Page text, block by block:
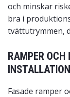
och minskar
bra i
tvättutrymmen,
RAMPER OCH
Fasade ramper